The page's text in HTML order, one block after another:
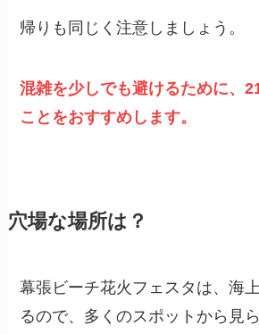
帰りも同じく注意しましょう。
混雑を少しでも避けるために、
ことをおすすめします。
穴場な場所は？
幕張ビーチ花火フェスタは、海
るので、多くのスポットから見